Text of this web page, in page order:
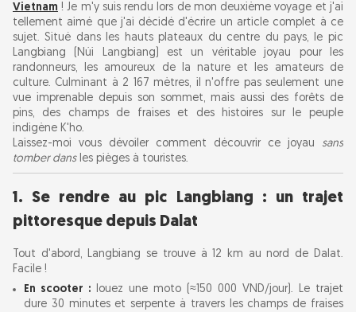
2. Choisissez votre sentier : la voie facile ou la
randonnée aventureuse
3. Rencontrez les habitants : culture K'ho et
séjours chez l'habitant
4. Des endroits cachés et des spots photo que
vous ne trouverez pas sur Google
5. Conseils pratiques pour une aventure sans
6. Faire le plein : où manger près de Langbiang
Vietnam ! Je m'y suis rendu lors de mon deuxième voyage et j'ai
tellement aimé que j'ai décidé d'écrire un article complet à ce
sujet. Situé dans les hauts plateaux du centre du pays, le pic
Langbiang (Núi Langbiang) est un véritable joyau pour les
randonneurs, les amoureux de la nature et les amateurs de
culture. Culminant à 2 167 mètres, il n'offre pas seulement une
vue imprenable depuis son sommet, mais aussi des forêts de
pins, des champs de fraises et des histoires sur le peuple
indigène K'ho.
Laissez-moi vous dévoiler comment découvrir ce joyau sans
tomber dansles pièges à touristes.
1. Se rendre au pic Langbiang : un trajet
pittoresque depuis Dalat
Tout d'abord, Langbiang se trouve à 12 km au nord de Dalat.
Facile !
En scooter :louez une moto (≈150 000 VND/jour). Le trajet
dure 30 minutes et serpente à travers les champs de fraises